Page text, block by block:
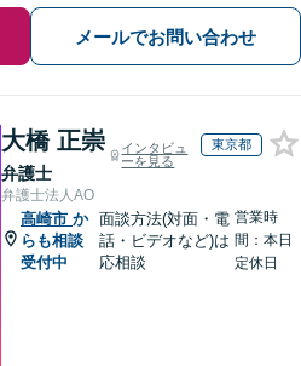
メールでお問い合わせ
大橋 正崇
弁護士
インタビュ
ーを見る
東京都
弁護士法人AO
高崎市 か
らも相談
受付中
面談方法(対面・電
話・ビデオなど)は
応相談
営業時
間：本日
定休日